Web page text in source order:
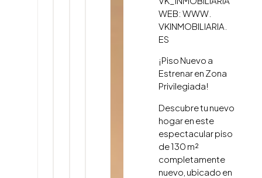
WEB: WWW.
VKINMOBILIARIA.
ES
¡Piso Nuevo a
Estrenar en Zona
Privilegiada!
Descubre tu nuevo
hogar en este
espectacular piso
de 130 m²
completamente
nuevo, ubicado en